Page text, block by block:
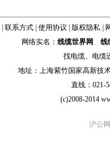
联系方式| 使用协议 版权隐私|
网络实名： 线缆世界网
线
找电缆、 电缆
地址：上海紫竹国家高新技
直线：021-
(c)2008-2014
沪公